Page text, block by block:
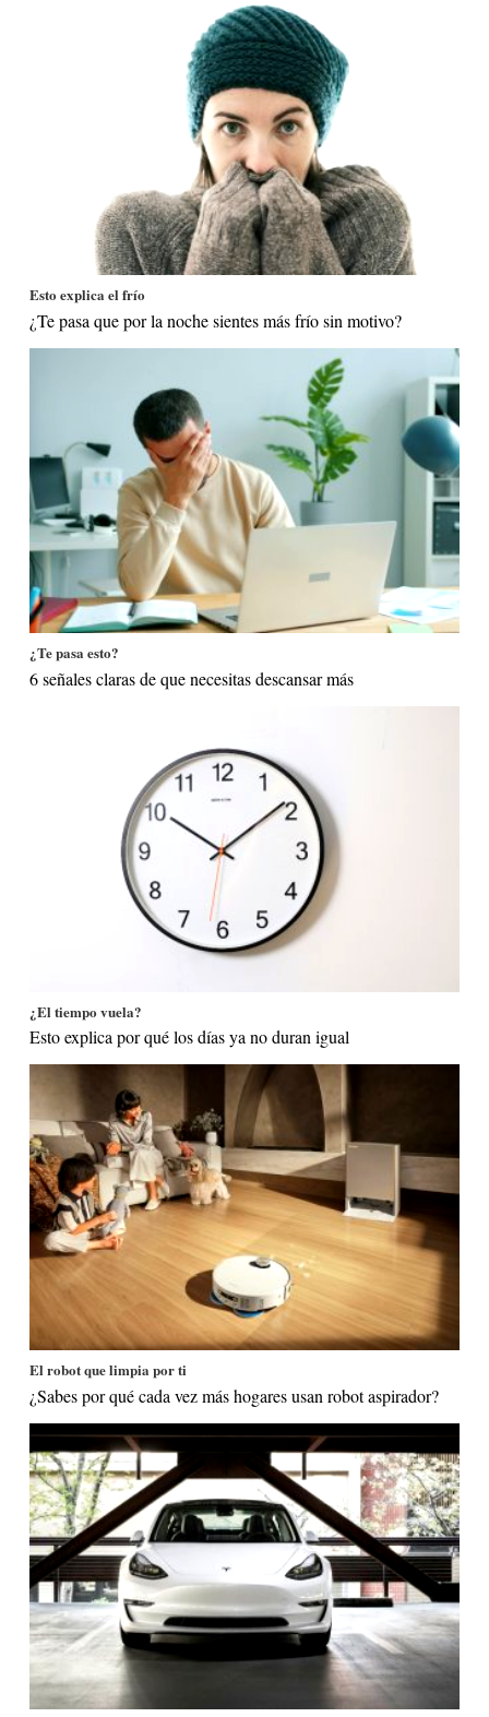
Esto explica el frío
¿Te pasa que por la noche sientes más frío sin motivo?
¿Te pasa esto?
6 señales claras de que necesitas descansar más
¿El tiempo vuela?
Esto explica por qué los días ya no duran igual
El robot que limpia por ti
¿Sabes por qué cada vez más hogares usan robot aspirador?